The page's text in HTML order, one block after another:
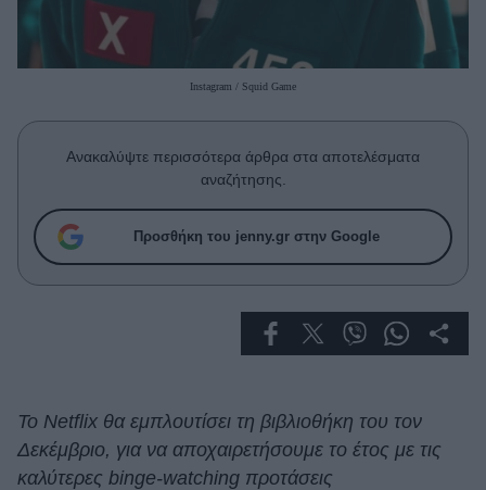
Real Women
Πρόσωπα
Celebrities
Συνεντεύξεις
True Stories
Ask the Guru
Success Stories
Deco
Cooking
Instagram / Squid Game
Ανακαλύψτε περισσότερα άρθρα στα αποτελέσματα
αναζήτησης.
Προσθήκη του jenny.gr στην Google
Το Netflix θα εμπλουτίσει τη βιβλιοθήκη του τον
Δεκέμβριο, για να αποχαιρετήσουμε το έτος με τις
καλύτερες binge-watching προτάσεις